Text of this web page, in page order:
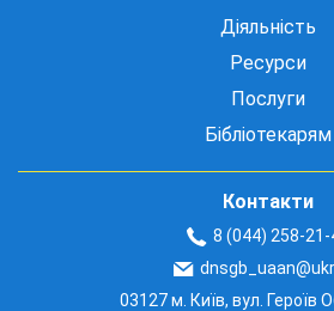
Діяльність
Ресурси
Послуги
Бібліотекарям
Контакти
8 (044) 258-21-
03127 м. Київ, вул. Героїв